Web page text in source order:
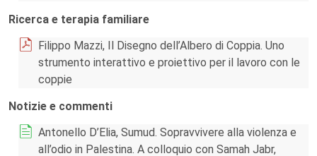
Ricerca e terapia familiare
Filippo Mazzi, Il Disegno dell’Albero di Coppia. Uno
strumento interattivo e proiettivo per il lavoro con le
coppie
Notizie e commenti
Antonello D’Elia, Sumud. Sopravvivere alla violenza e
all’odio in Palestina. A colloquio con Samah Jabr,